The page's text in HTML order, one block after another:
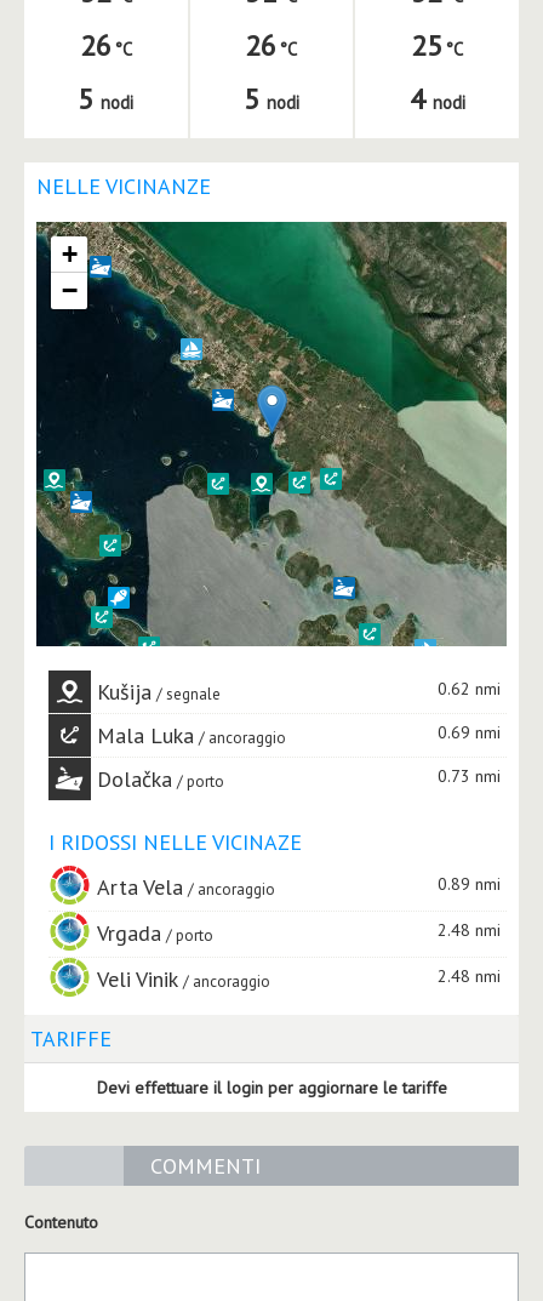
26
5 nodi
26
5 nodi
25
4 nodi
NELLE VICINANZE
+
−
Kušija segnale 0.62 nmi
Mala Luka ancoraggio 0.69 nmi
Dolačka porto 0.73 nmi
I RIDOSSI NELLE VICINAZE
Arta Vela
ancoraggio 0.89 nmi
Vrgada porto 2.48 nmi
Veli Vinik ancoraggio 2.48 nmi
TARIFFE
Devi effettuare il login per aggiornare le tariffe
COMMENTI
Contenuto